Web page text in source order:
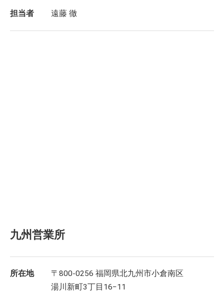
担当者 遠藤 徹
九州営業所
所在地
〒800-0256 福岡県北九州市小倉南区
湯川新町3丁目16−11